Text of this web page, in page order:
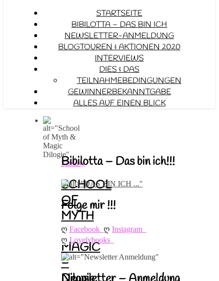
STARTSEITE
BIBILOTTA – DAS BIN ICH
NEWSLETTER-ANMELDUNG
BLOGTOUREN & AKTIONEN 2020
INTERVIEWS
DIES & DAS
TEILNAHMEBEDINGUNGEN
GEWINNERBEKANNTGABE
ALLES AUF EINEN BLICK
Fantasy
SCHOOL
OF
MYTH
&
MAGIC
–
Bibilotta – Das bin ich!!!
Folge mir !!!
ღ Facebook ღ Instagram
ღ Lovelybooks